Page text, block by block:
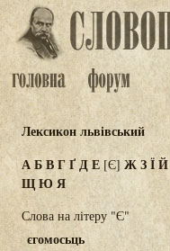
Лексикон львівський
АБВГҐДЕ [Є] ЖЗЇЙ
ЩЮ Я
Слова на літеру "Є"
єгомосьць